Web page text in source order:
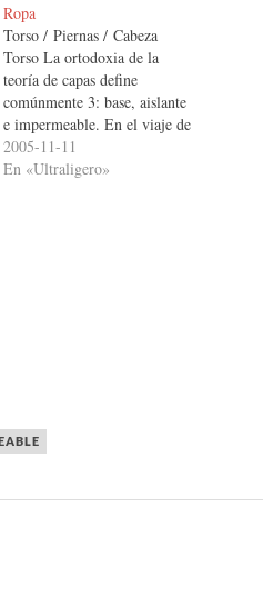
Ropa
Torso / Piernas / Cabeza
Torso La ortodoxia de la
teoría de capas define
comúnmente 3: base, aislante
e impermeable. En el viaje de
largo recorrido es
fundamental maximizar la
2005-11-11
En «Ultraligero»